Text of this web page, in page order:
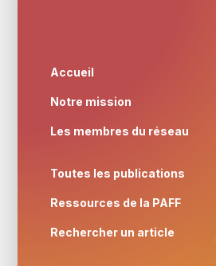
Accueil
Notre mission
Les membres du réseau
Toutes les publications
Ressources de la PAFF
Rechercher un article